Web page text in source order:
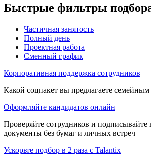
Быстрые фильтры
Частичная занятость
Полный день
Проектная работа
Сменный график
Корпоративная поддержка сотрудников
Какой соцпакет вы предлагаете
Оформляйте кандидатов онлайн
Проверяйте сотрудников и подписывайте
документы без бумаг и личных встреч
Ускорьте подбор в 2 раза с Talantix